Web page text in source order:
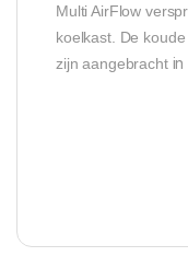
Multi AirFlow
koelkast. De
zijn aangebrachtin